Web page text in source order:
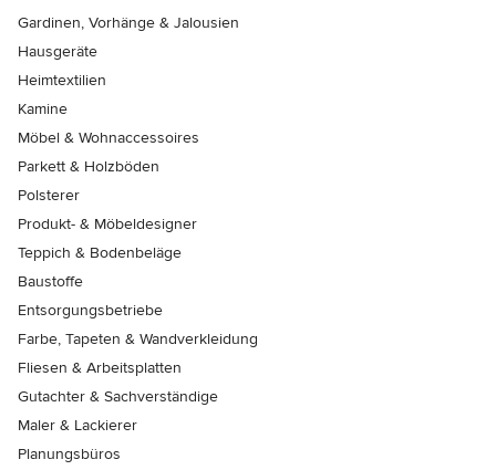
Gardinen, Vorhänge & Jalousien
Hausgeräte
Heimtextilien
Kamine
Möbel & Wohnaccessoires
Parkett & Holzböden
Polsterer
Produkt- & Möbeldesigner
Teppich & Bodenbeläge
Baustoffe
Entsorgungsbetriebe
Farbe, Tapeten & Wandverkleidung
Fliesen & Arbeitsplatten
Gutachter & Sachverständige
Maler & Lackierer
Planungsbüros